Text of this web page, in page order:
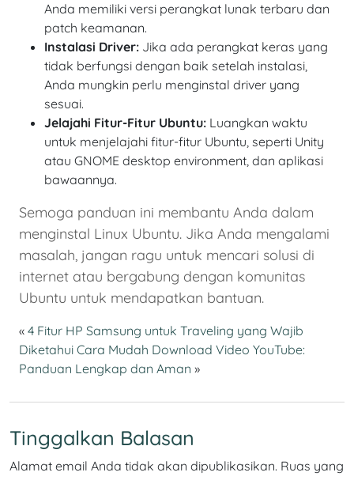
Anda memiliki versi perangkat lunak terbaru dan
patch keamanan.
Instalasi Driver: Jika ada perangkat keras yang
tidak berfungsi dengan baik setelah instalasi,
Anda mungkin perlu menginstal driver yang
sesuai.
Jelajahi Fitur-Fitur Ubuntu: Luangkan waktu
untuk menjelajahi fitur-fitur Ubuntu, seperti Unity
atau GNOME desktop environment, dan aplikasi
bawaannya.
Semoga panduan ini membantu Anda dalam
menginstal Linux Ubuntu. Jika Anda mengalami
masalah, jangan ragu untuk mencari solusi di
internet atau bergabung dengan komunitas
Ubuntu untuk mendapatkan bantuan.
« 4 Fitur HP Samsung untuk Traveling yang Wajib
Diketahui Cara Mudah Download Video YouTube:
Panduan Lengkap dan Aman »
Tinggalkan Balasan
Alamat email Anda tidak akan dipublikasikan. Ruas yang